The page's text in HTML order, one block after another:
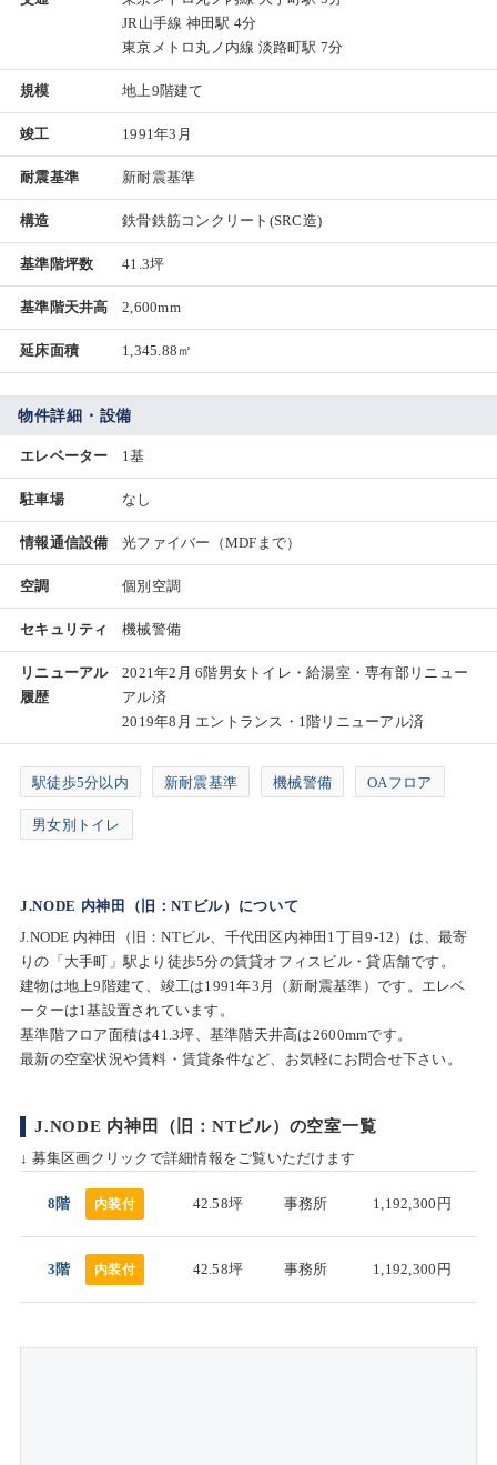
JR山手線 神田駅 4分
東京メトロ丸ノ内線 淡路町駅 7分
規模 地上9階建て
竣工 1991年3月
耐震基準 新耐震基準
構造 鉄骨鉄筋コンクリート(SRC造)
基準階坪数 41.3坪
基準階天井高 2,600mm
延床面積 1,345.88㎡
物件詳細・設備
エレベーター 1基
駐車場 なし
情報通信設備 光ファイバー（MDFまで）
空調 個別空調
セキュリティ 機械警備
リニューアル
履歴
2021年2月 6階男女トイレ・給湯室・専有部リニュー
アル済
2019年8月 エントランス・1階リニューアル済
駅徒歩5分以内 新耐震基準 機械警備 OAフロア
男女別トイレ
J.NODE 内神田（旧：NTビル）について
J.NODE 内神田（旧：NTビル、千代田区内神田1丁目9-12）は、最寄
りの「大手町」駅より徒歩5分の賃貸オフィスビル・貸店舗です。
建物は地上9階建て、竣工は1991年3月（新耐震基準）です。エレベ
ーターは1基設置されています。
基準階フロア面積は41.3坪、基準階天井高は2600mmです。
最新の空室状況や賃料・賃貸条件など、お気軽にお問合せ下さい。
J.NODE 内神田（旧：NTビル）の空室一覧
↓ 募集区画クリックで詳細情報をご覧いただけます
8階 内装付 42.58坪 事務所 1,192,300円
3階 内装付 42.58坪 事務所 1,192,300円